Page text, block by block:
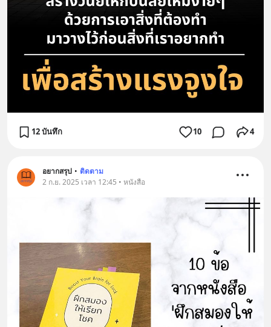
12 บันทึก 10 4
อยากสรุป • ติดตาม
2 ก.ย. 2025 เวลา 12:45 • หนังสือ